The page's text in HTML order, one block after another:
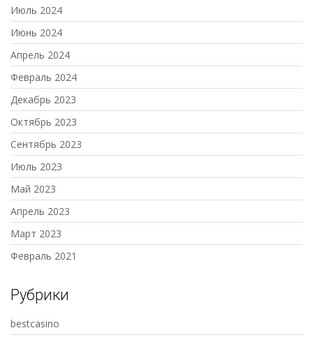
Июль 2024
Июнь 2024
Апрель 2024
Февраль 2024
Декабрь 2023
Октябрь 2023
Сентябрь 2023
Июль 2023
Май 2023
Апрель 2023
Март 2023
Февраль 2021
Рубрики
bestcasino